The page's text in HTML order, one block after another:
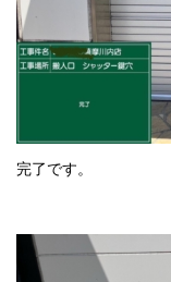
完了です。